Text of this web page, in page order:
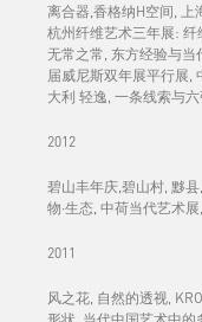
离合器,香格纳H空间, 上
杭州纤维艺术三年展: 纤
无常之常, 东方经验与当
届威尼斯双年展平行展,
大利 轻逸, 一条线索与
2012
碧山丰年庆,碧山村, 黟
物·生态, 中荷当代艺术
2011
风之花, 自然的透视,